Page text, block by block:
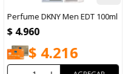
Perfume Rabanne Phantom
Intense EDP 50ml
$4.314